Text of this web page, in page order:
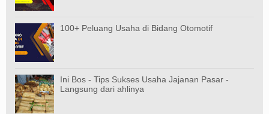
100+ Peluang Usaha di Bidang Otomotif
Ini Bos - Tips Sukses Usaha Jajanan Pasar -
Langsung dari ahlinya